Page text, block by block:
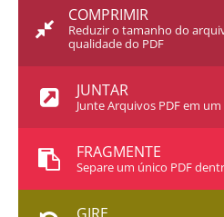
COMPRIMIR
Reduzir o tamanho do
qualidade do PDF
JUNTAR
Junte Arquivos PDF em
FRAGMENTE
Separe um único PDF